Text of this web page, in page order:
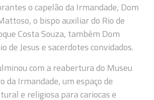
o capelão da Irmandade, Dom
o bispo auxiliar do Rio de
Costa Souza, também Dom
de Jesus e sacerdotes convidados.
com a reabertura do Museu
da Irmandade, um espaço de
e religiosa para cariocas e